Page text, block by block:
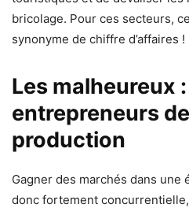
bricolage. Pour ces secteurs,
synonyme de chiffre d’affaires !
Les malheureux
entrepreneurs
production
Gagner des marchés dans une
donc fortement